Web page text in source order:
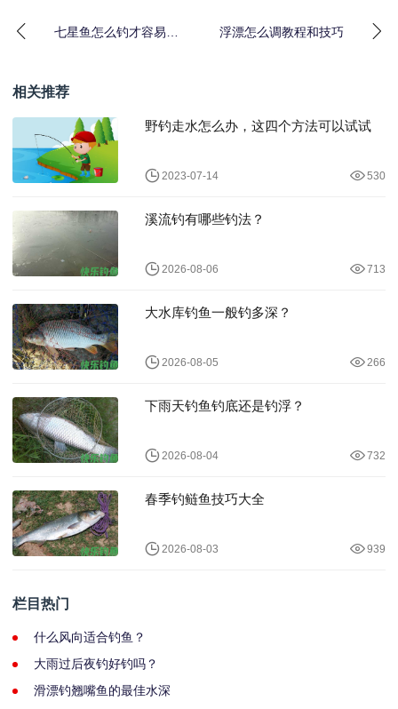
七星鱼怎么钓才容易上
浮漂怎么调教程和技巧
相关推荐
野钓走水怎么办，这四个方法可以试试
2023-07-14 530
溪流钓有哪些钓法？
2026-08-06 713
大水库钓鱼一般钓多深？
2026-08-05 266
下雨天钓鱼钓底还是钓浮？
2026-08-04 732
春季钓鲢鱼技巧大全
2026-08-03 939
栏目热门
什么风向适合钓鱼？
大雨过后夜钓好钓吗？
滑漂钓翘嘴鱼的最佳水深